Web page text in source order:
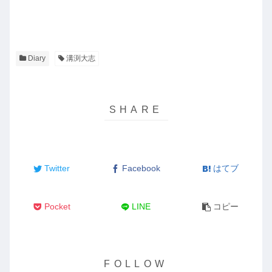
Diary 溝渕大志
Twitter Facebook はてブ
Pocket LINE コピー